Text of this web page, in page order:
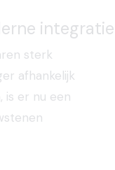
integratie
sterk
afhankelijk
is er nu een